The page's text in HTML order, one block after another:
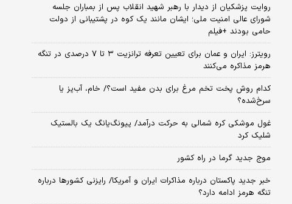
روایت پزشکیان از دیدار با رهبر شهید انقلاب پس از بمباران جلسه
شورای عالی امنیت ملی؛ ایشان مانند یک کوه در پشتیبانی از دولت
حامی بودند +فیلم
رویترز: ایران و عمان برای تعیین تعرفه ترانزیت ۳ تا ۷ درصدی در تنگه
هرمز مذاکره می‌کنند
کدام روش پخت تخم مرغ برای بدن مفید است؟/ خام، آب‌پز یا
سرخ‌شده؟
غول موشکی کره شمالی به حرکت درآمد/ پیونگ‌یانگ یک بالستیک
شلیک کرد
موج جدید گرما در راه کشور
خبر جدید پاکستان درباره مذاکرات ایران و آمریکا/ رایزنی کشورها درباره
تنگه هرمز ادامه دارد؟